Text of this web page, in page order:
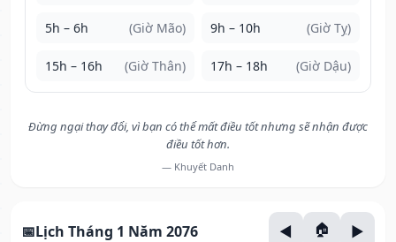
5h – 6h (Giờ Mão) 9h – 10h (Giờ Tỵ)
15h – 16h (Giờ Thân) 17h – 18h (Giờ Dậu)
Đừng ngại thay đổi, vì bạn có thể mất điều tốt nhưng sẽ nhận được
điều tốt hơn.
— Khuyết Danh
Lịch Tháng 1 Năm 2076